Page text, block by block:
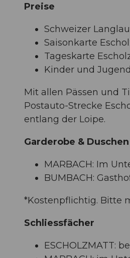
Preise
Schweizer
Saisonkarte
Tageskarte
Kinder und
Mit allen Pässen und
Postauto-Strecke
entlang der Loipe.
Garderobe & Duschen
MARBACH: Im
BUMBACH:
*Kostenpflichtig. Bitte
Schliessfächer
ESCHOLZMATT: